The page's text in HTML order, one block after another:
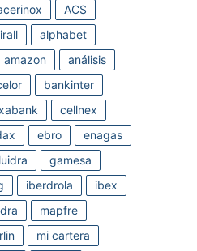
ACS
alphabet
amazon
análisis
bankinter
cellnex
ebro
enagas
gamesa
iberdrola
ibex
mapfre
mi cartera